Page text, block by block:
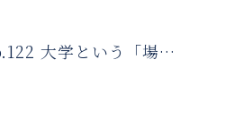
大学という「場」